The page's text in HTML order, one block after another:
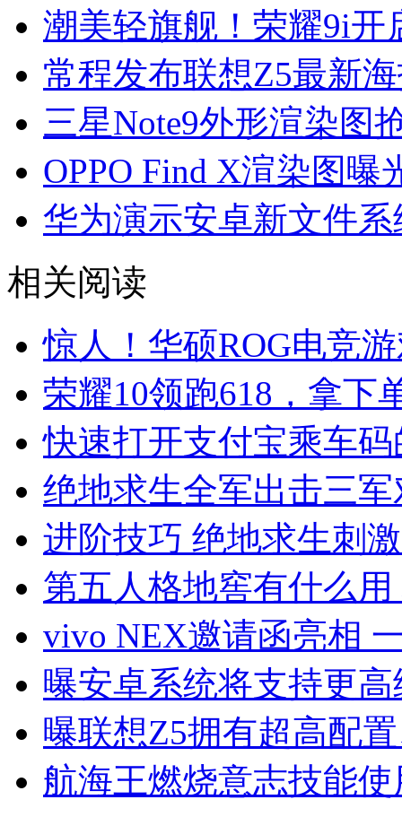
潮美轻旗舰！荣耀9i开
常程发布联想Z5最新
三星Note9外形渲染图
OPPO Find X渲染图
华为演示安卓新文件
相关阅读
惊人！华硕ROG电竞
荣耀10领跑618，拿下
快速打开支付宝乘车
绝地求生全军出击三
进阶技巧 绝地求生刺
第五人格地窖有什么
vivo NEX邀请函亮相
曝安卓系统将支持更
曝联想Z5拥有超高配
航海王燃烧意志技能